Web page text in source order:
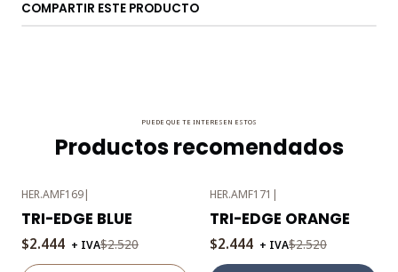
COMPARTIR ESTE PRODUCTO
PUEDE QUE TE INTERESEN ESTOS
Productos recomendados
-3%
OFF
Agotado
HER.AMF169|
TRI-EDGE BLUE
$2.444 + IVA$2.520
-3%
OFF
HER.AMF171 |
TRI-EDGE ORANGE
$2.444 + IVA$2.520